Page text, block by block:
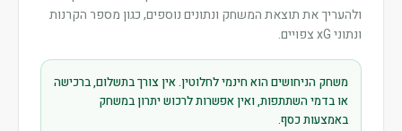
ולהעריך את תוצאת המשחק ונתונים נוספים, כגון מספר הקרנות
ונתוני xG צפויים.
משחק הניחושים הוא חינמי לחלוטין. אין צורך בתשלום, ברכישה
או בדמי השתתפות, ואין אפשרות לרכוש יתרון במשחק
באמצעות כסף.